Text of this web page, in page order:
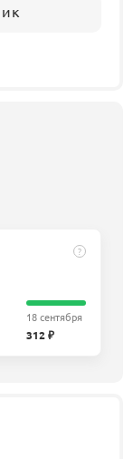
?
18 сентября
312 ₽